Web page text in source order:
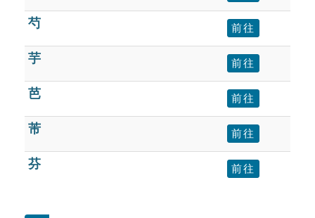
芍 前往
芋 前往
芭 前往
芾 前往
芬 前往